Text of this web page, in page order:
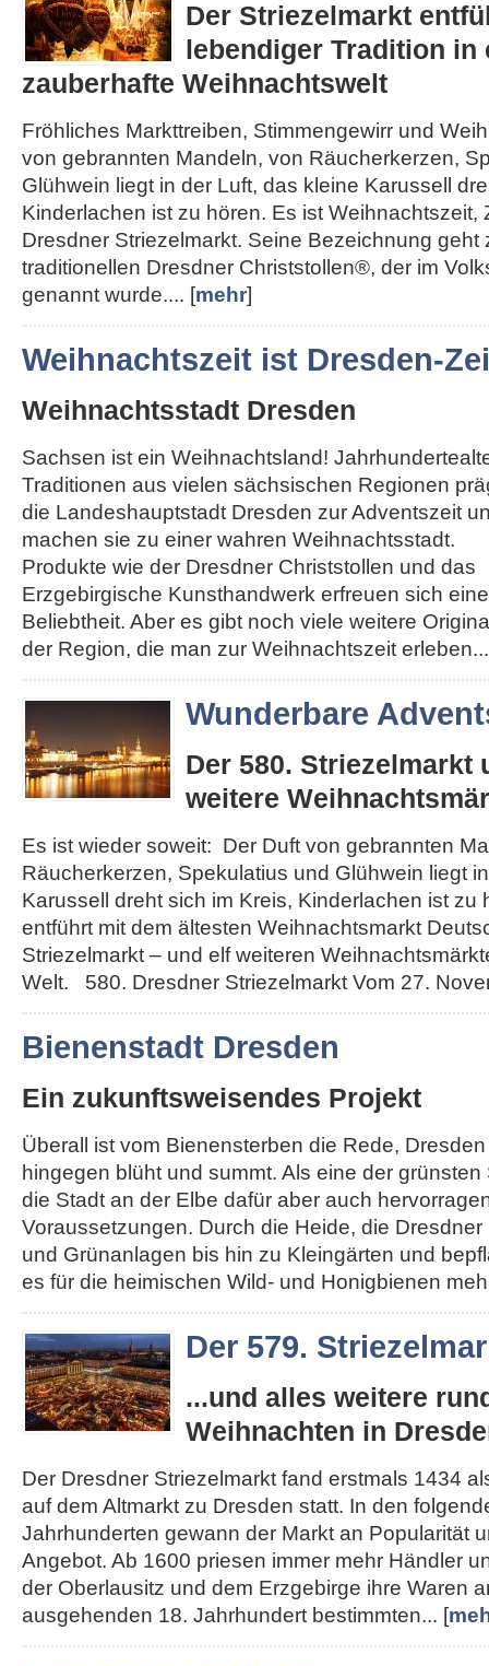
Der Striezelmarkt
lebendiger Tradition in
zauberhafte Weihnachtswelt
Fröhliches Markttreiben, Stimmengewirr und
von gebrannten Mandeln, von Räucherkerzen,
Glühwein liegt in der Luft, das kleine Karussell
Kinderlachen ist zu hören. Es ist Weihnachtszeit,
Dresdner Striezelmarkt. Seine Bezeichnung
traditionellen Dresdner Christstollen®, der im
genannt wurde.... [mehr]
Weihnachtszeit ist Dresden-
Weihnachtsstadt Dresden
Sachsen ist ein Weihnachtsland!
Traditionen aus vielen sächsischen Regionen
die Landeshauptstadt Dresden zur Adventszeit
machen sie zu einer wahren Weihnachtsstadt.
Produkte wie der Dresdner Christstollen und das
Erzgebirgische Kunsthandwerk erfreuen sich
Beliebtheit. Aber es gibt noch viele weitere
der Region, die man zur Weihnachtszeit
Wunderbare
Der 580. Striezelmarkt
weitere
Es ist wieder soweit: Der Duft von gebrannten
Räucherkerzen, Spekulatius und Glühwein liegt
Karussell dreht sich im Kreis, Kinderlachen ist zu
entführt mit dem ältesten Weihnachtsmarkt
Striezelmarkt – und elf weiteren
Welt. 580. Dresdner Striezelmarkt Vom 27.
Bienenstadt Dresden
Ein zukunftsweisendes Projekt
Überall ist vom Bienensterben die Rede, Dresden
hingegen blüht und summt. Als eine der
die Stadt an der Elbe dafür aber auch
Voraussetzungen. Durch die Heide, die
und Grünanlagen bis hin zu Kleingärten und
es für die heimischen Wild- und Honigbienen
Der 579.
...und alles weitere
Weihnachten in
Der Dresdner Striezelmarkt fand erstmals 1434
auf dem Altmarkt zu Dresden statt. In den
Jahrhunderten gewann der Markt an Popularität
Angebot. Ab 1600 priesen immer mehr Händler
der Oberlausitz und dem Erzgebirge ihre Waren
ausgehenden 18. Jahrhundert bestimmten... [